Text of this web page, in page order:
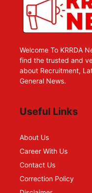
Welcome To KRRDA
find the trusted and
about Recruitment,
General News.
Useful Links
About Us
Career With Us
Contact Us
Correction Policy